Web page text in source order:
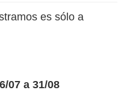
es sólo a
07 a 31/08